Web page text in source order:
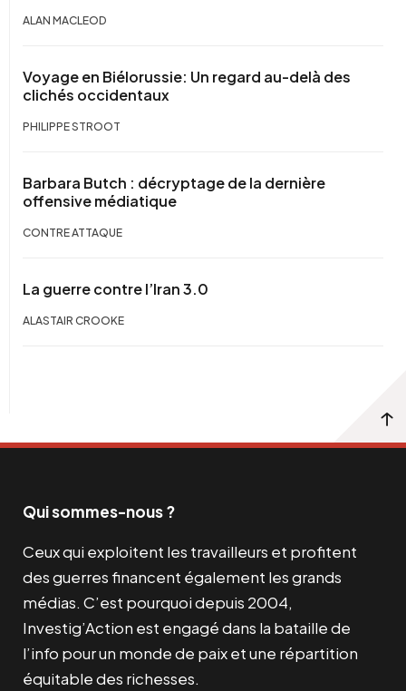
ALAN MACLEOD
Voyage en Biélorussie: Un regard au-delà des
clichés occidentaux
PHILIPPE STROOT
Barbara Butch : décryptage de la dernière
offensive médiatique
CONTRE ATTAQUE
La guerre contre l’Iran 3.0
ALASTAIR CROOKE
Qui sommes-nous ?
Ceux qui exploitent les travailleurs et profitent
des guerres financent également les grands
médias. C’est pourquoi depuis 2004,
Investig’Action est engagé dans la bataille de
l’info pour un monde de paix et une répartition
équitable des richesses.